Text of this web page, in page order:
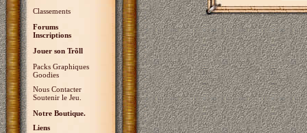
Classements
Forums
Inscriptions
Jouer son Trõll
Packs Graphiques
Goodies
Nous Contacter
Soutenir le Jeu.
Notre Boutique.
Liens